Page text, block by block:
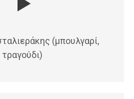
(μπουλγαρί,
τραγούδι)